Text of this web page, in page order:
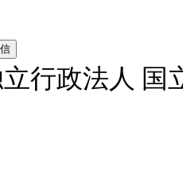
行政法人 国